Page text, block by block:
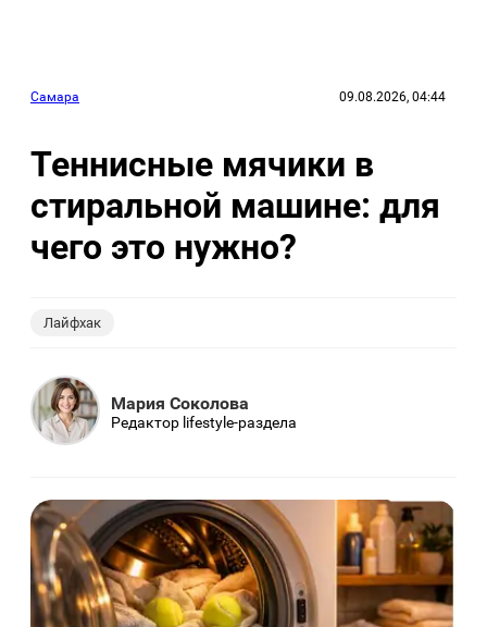
Самара 09.08.2026, 04:44
Теннисные мячики в
стиральной машине: для
чего это нужно?
Лайфхак
Мария Соколова
Редактор lifestyle-раздела